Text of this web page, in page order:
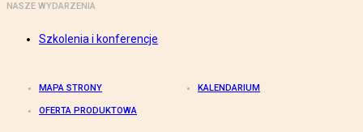
NASZE WYDARZENIA
Szkolenia i konferencje
MAPA STRONY KALENDARIUM
OFERTA PRODUKTOWA